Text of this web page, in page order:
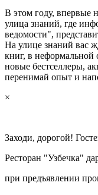
В этом году, впервые
улица знаний, где
ведомости",
На улице знаний вас
книг, в неформальной
новые бестселлеры,
перенимай опыт и
×
Заходи, дорогой!
Ресторан "Узбечка"
при предъявлении